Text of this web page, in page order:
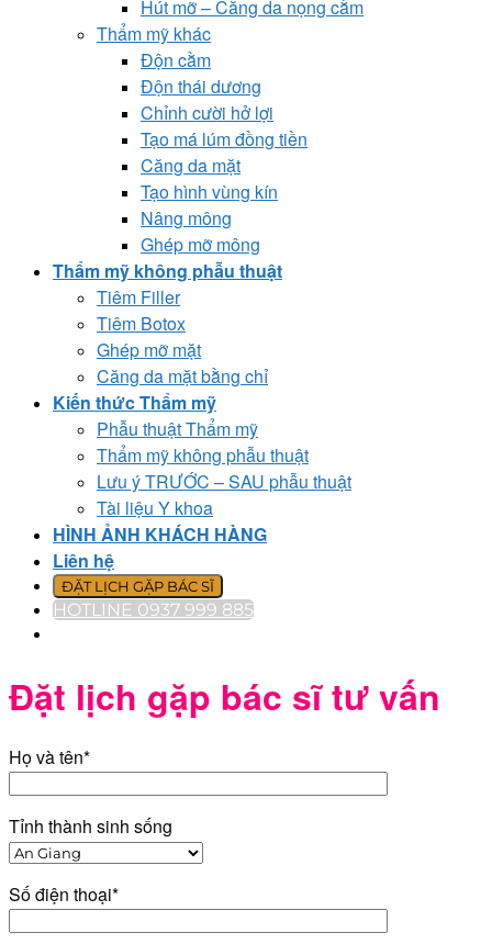
Hút mỡ – Căng da nọng cằm
Thẩm mỹ khác
Độn cằm
Độn thái dương
Chỉnh cười hở lợi
Tạo má lúm đồng tiền
Căng da mặt
Tạo hình vùng kín
Nâng mông
Ghép mỡ mông
Thẩm mỹ không phẫu thuật
Tiêm Filler
Tiêm Botox
Ghép mỡ mặt
Căng da mặt bằng chỉ
Kiến thức Thẩm mỹ
Phẫu thuật Thẩm mỹ
Thẩm mỹ không phẫu thuật
Lưu ý TRƯỚC – SAU phẫu thuật
Tài liệu Y khoa
HÌNH ẢNH KHÁCH HÀNG
Liên hệ
ĐẶT LỊCH GẶP BÁC SĨ
HOTLINE 0937 999 885
Đặt lịch gặp bác sĩ tư vấn
Họ và tên*
Tỉnh thành sinh sống
Số điện thoại*